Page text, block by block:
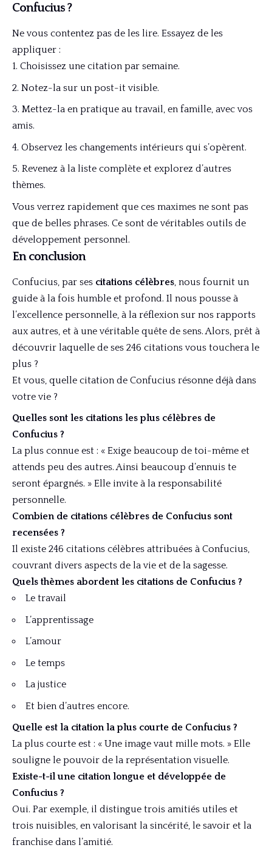
Confucius ?
Ne vous contentez pas de les lire. Essayez de les
appliquer :
Choisissez une citation par semaine.
Notez-la sur un post-it visible.
Mettez-la en pratique au travail, en famille, avec vos
amis.
Observez les changements intérieurs qui s’opèrent.
Revenez à la liste complète et explorez d’autres
thèmes.
Vous verrez rapidement que ces maximes ne sont pas
que de belles phrases. Ce sont de véritables outils de
développement personnel.
En conclusion
Confucius, par ses citations célèbres, nous fournit un
guide à la fois humble et profond. Il nous pousse à
l’excellence personnelle, à la réflexion sur nos rapports
aux autres, et à une véritable quête de sens. Alors, prêt à
découvrir laquelle de ses 246 citations vous touchera le
plus ?
Et vous, quelle citation de Confucius résonne déjà dans
votre vie ?
Quelles sont les citations les plus célèbres de
Confucius ?
La plus connue est : « Exige beaucoup de toi-même et
attends peu des autres. Ainsi beaucoup d’ennuis te
seront épargnés. » Elle invite à la responsabilité
personnelle.
Combien de citations célèbres de Confucius sont
recensées ?
Il existe 246 citations célèbres attribuées à Confucius,
couvrant divers aspects de la vie et de la sagesse.
Quels thèmes abordent les citations de Confucius ?
Le travail
L’apprentissage
L’amour
Le temps
La justice
Et bien d’autres encore.
Quelle est la citation la plus courte de Confucius ?
La plus courte est : « Une image vaut mille mots. » Elle
souligne le pouvoir de la représentation visuelle.
Existe-t-il une citation longue et développée de
Confucius ?
Oui. Par exemple, il distingue trois amitiés utiles et
trois nuisibles, en valorisant la sincérité, le savoir et la
franchise dans l’amitié.